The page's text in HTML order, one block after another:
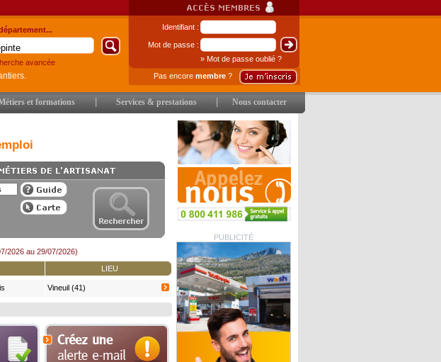
Identifiant :
Mot de passe :
» Mot de passe oublié ?
Pas encore membre ?
avancée
et formations Services & prestations Nous contacter
PUBLICITÉ
2026 au 29/07/2026)
LIEU
Vineuil (41)